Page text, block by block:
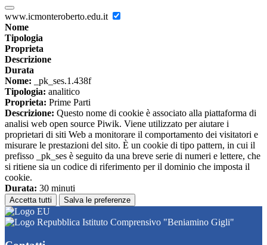
www.icmonteroberto.edu.it
Nome
Tipologia
Proprieta
Descrizione
Durata
Nome: _pk_ses.1.438f
Tipologia: analitico
Proprieta: Prime Parti
Descrizione: Questo nome di cookie è associato alla piattaforma di
analisi web open source Piwik. Viene utilizzato per aiutare i
proprietari di siti Web a monitorare il comportamento dei visitatori e
misurare le prestazioni del sito. È un cookie di tipo pattern, in cui il
prefisso _pk_ses è seguito da una breve serie di numeri e lettere, che
si ritiene sia un codice di riferimento per il dominio che imposta il
cookie.
Durata: 30 minuti
Accetta tutti Salva le preferenze
Istituto Comprensivo "Beniamino Gigli"